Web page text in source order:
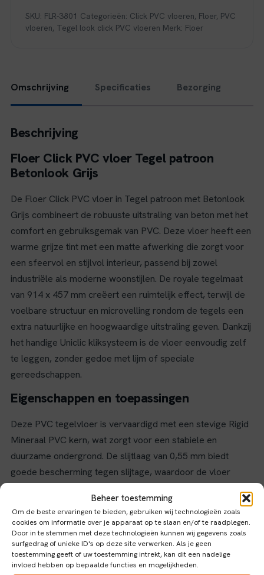
Beheer toestemming
Om de beste ervaringen te bieden, gebruiken wij technologieën zoals
cookies om informatie over je apparaat op te slaan en/of te raadplegen.
Door in te stemmen met deze technologieën kunnen wij gegevens zoals
surfgedrag of unieke ID's op deze site verwerken. Als je geen
toestemming geeft of uw toestemming intrekt, kan dit een nadelige
invloed hebben op bepaalde functies en mogelijkheden.
aantal
SKU: FLR-3801 Categorieën: Click PVC vloeren, Floer, PVC
vloeren, Tegel look click PVC vloeren Merk: Floer
Omschrijving Specificaties Bezorging
Beschrijving
Floer Click PVC vloer Tegel patroon
Betonlook Grijs
De Floer Click PVC vloer in Tegel patroon met Betonlook
Grijs combineert de robuuste uitstraling van beton met het
comfort en gebruiksgemak van PVC. Deze vloer heeft een
warme grijze tint met een matte afwerking die zorgt voor
een sfeervol en stijlvol interieur, passend bij zowel
industriële als moderne woonstijlen. De royale tegelmaat
van 914 x 457 mm creëert een ruimtelijk effect, terwijl de
voelbare structuur en microvelling rondom de tegels een
extra natuurlijke en hoogwaardige uitstraling geven. Dankzij
het handige Uniclic kliksysteem is de vloer eenvoudig zelf
te leggen, zonder gedoe met lijm of speciale
gereedschappen.
Eigenschappen en toepassingen
Deze PVC tegelvloer is vervaardigd met een stevige Rigid
Mineraal PVC kern, wat zorgt voor een stabiele en
duurzame ondergrond. De slijtlaag van 0,55 mm biedt
goede bescherming tegen slijtage, waardoor de vloer
De vloer is 100% waterbestendig, waardoor hij ideaal is
voor vochtige ruimtes zoals de keuken, hal en badkamer.
Daarnaast heeft de vloer een lage warmteweerstand van
0,039 m²K/W, wat betekent dat hij uitstekend samenwerkt
met vloerverwarming en -koeling. Dit zorgt voor een